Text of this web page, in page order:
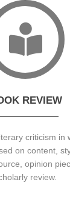
REVIEW
criticism in
on content,
opinion
review.